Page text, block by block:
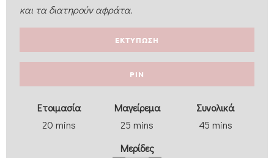
και τα διατηρούν αφράτα.
ΕΚΤΥΠΩΣΗ
PIN
Eτοιμασία
20 mins
Μαγείρεμα
25 mins
Συνολικά
45 mins
Μερίδες